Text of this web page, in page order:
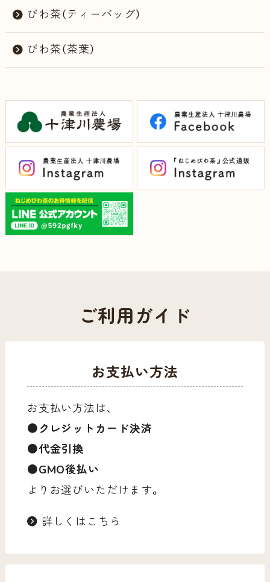
びわ茶（ティーバッグ）
びわ茶（茶葉）
ご利用ガイド
お支払い方法
お支払い方法は、
●クレジットカード決済
●代金引換
●GMO後払い
よりお選びいただけます。
詳しくはこちら